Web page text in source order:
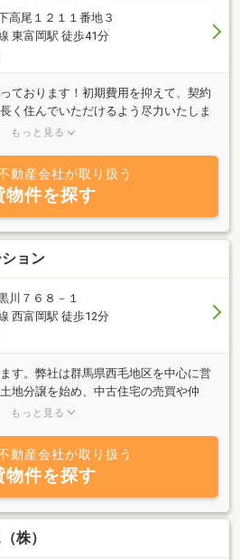
高尾１２１１番地３
東富岡駅 徒歩41分
ております！初期費用を抑えて、契約
く住んでいただけるよう尽力いたしま
ところを探したい等、短期の相談も受
もっと見る
動産会社が取り扱う
物件を探す
ション
川７６８－１
西富岡駅 徒歩12分
す。弊社は群馬県西毛地区を中心に営
地分譲を始め、中古住宅の売買や仲
介を事業の柱としています。また地主
任せ下さい。そして現在はデフレ時代
ーコスト住宅」も企画販売しており、
万円台（３５年返済）のプランも数多
古住宅の買取、空室の目立ってきた一
の買取も致します。（勿論、秘密厳守
ご相談に親身になって、お客様目線で
もっと見る
動産会社が取り扱う
物件を探す
株）